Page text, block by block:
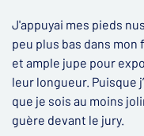
J'appuyai mes pieds
peu plus bas dans
et ample jupe pour
leur longueur. Puisque
que je sois au moins
guère devant le jury.